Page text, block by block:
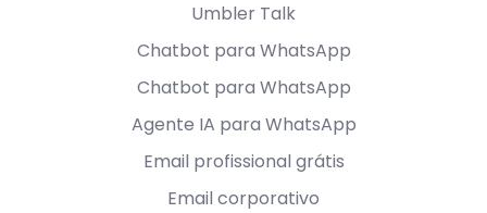
Umbler Talk
Chatbot para WhatsApp
Chatbot para WhatsApp
Agente IA para WhatsApp
Email profissional grátis
Email corporativo